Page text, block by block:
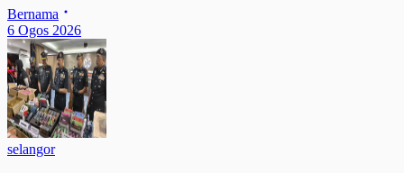
Bernama
6 Ogos 2026
selangor